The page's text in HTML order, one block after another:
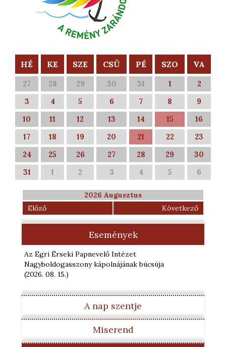
HÉ KE SZE CSÜ PÉ SZO VA
27 28 29 30 31 1
2
3
4 5 6 7 8
9
10
11 12 13 14 15
16
17
18 19 20 21 22
23
24
25 26 27 28 29
30
31
1 2 3 4 5 6
2026 Augusztus
Előző
Következő
Események
Az Egri Érseki Papnevelő Intézet
Nagyboldogasszony kápolnájának búcsúja
(2026. 08. 15.)
A nap szentje
Miserend